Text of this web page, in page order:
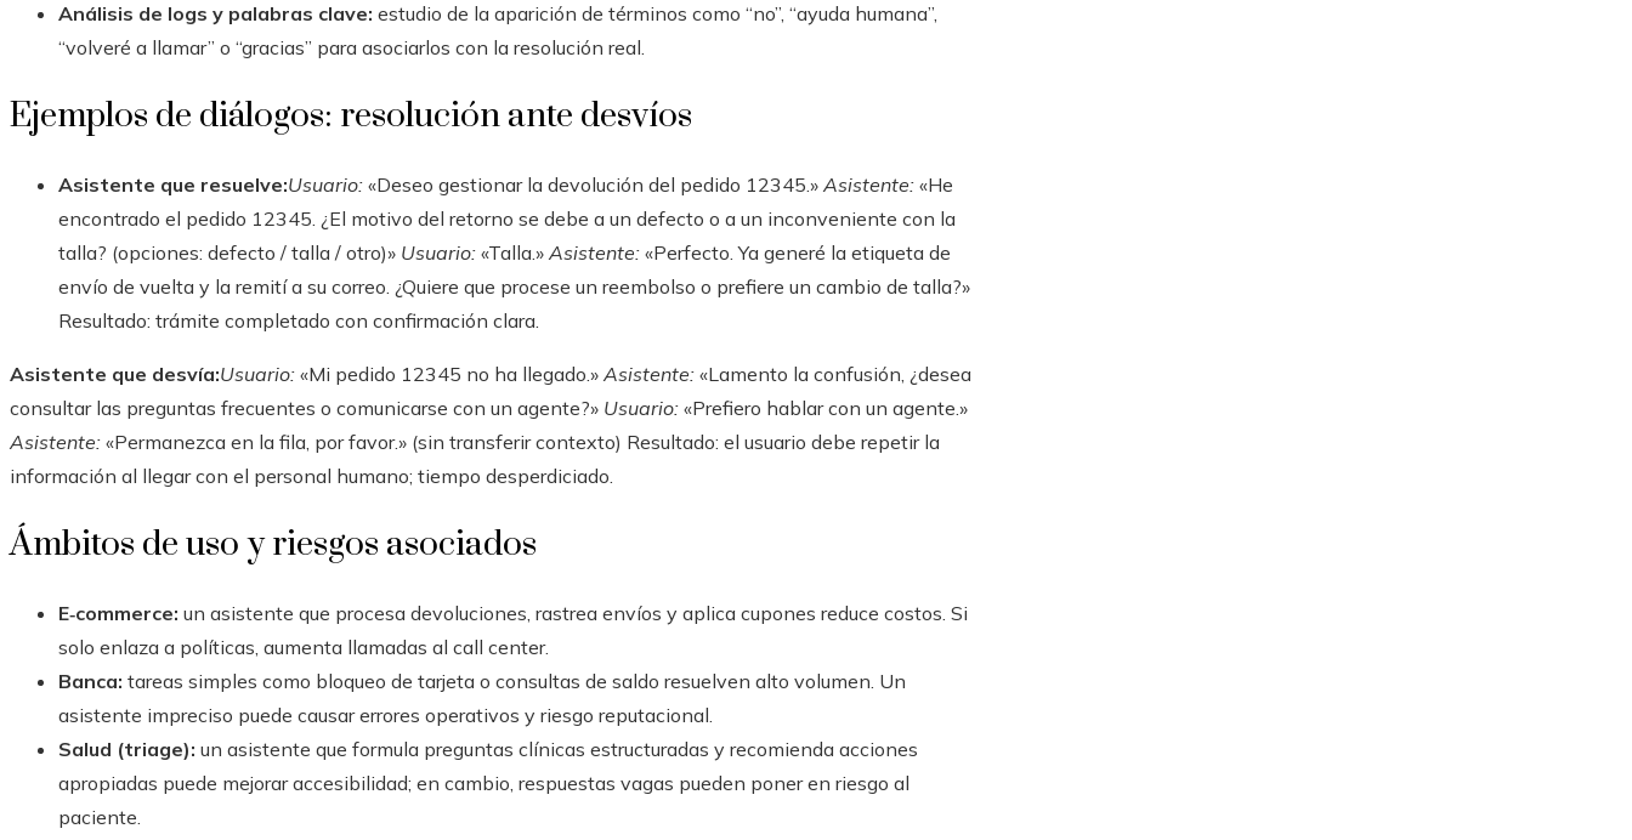
Análisis de logs y palabras clave: estudio de la aparición de términos como “no”, “ayuda humana”,
“volveré a llamar” o “gracias” para asociarlos con la resolución real.
Ejemplos de diálogos: resolución ante desvíos
Asistente que resuelve:Usuario: «Deseo gestionar la devolución del pedido 12345.» Asistente: «He
encontrado el pedido 12345. ¿El motivo del retorno se debe a un defecto o a un inconveniente con la
talla? (opciones: defecto / talla / otro)» Usuario: «Talla.» Asistente: «Perfecto. Ya generé la etiqueta de
envío de vuelta y la remití a su correo. ¿Quiere que procese un reembolso o prefiere un cambio de talla?»
Resultado: trámite completado con confirmación clara.
Asistente que desvía:Usuario: «Mi pedido 12345 no ha llegado.» Asistente: «Lamento la confusión, ¿desea
consultar las preguntas frecuentes o comunicarse con un agente?» Usuario: «Prefiero hablar con un agente.»
Asistente: «Permanezca en la fila, por favor.» (sin transferir contexto) Resultado: el usuario debe repetir la
información al llegar con el personal humano; tiempo desperdiciado.
Ámbitos de uso y riesgos asociados
E‑commerce: un asistente que procesa devoluciones, rastrea envíos y aplica cupones reduce costos. Si
solo enlaza a políticas, aumenta llamadas al call center.
Banca: tareas simples como bloqueo de tarjeta o consultas de saldo resuelven alto volumen. Un
asistente impreciso puede causar errores operativos y riesgo reputacional.
Salud (triage): un asistente que formula preguntas clínicas estructuradas y recomienda acciones
apropiadas puede mejorar accesibilidad; en cambio, respuestas vagas pueden poner en riesgo al
paciente.